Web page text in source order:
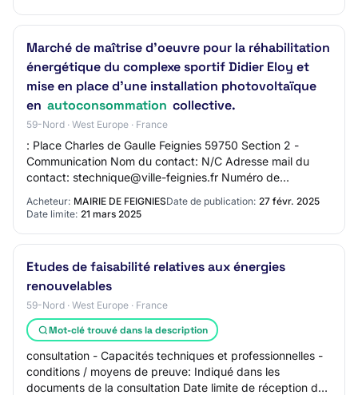
Marché de maîtrise d'oeuvre pour la réhabilitation
énergétique du complexe sportif Didier Eloy et
mise en place d'une installation photovoltaïque
en autoconsommation collective.
59-Nord · West Europe · France
: Place Charles de Gaulle Feignies 59750 Section 2 -
Communication Nom du contact: N/C Adresse mail du
contact: stechnique@ville-feignies.fr Numéro de
Acheteur: MAIRIE DE FEIGNIESDate de publication: 27 févr. 2025
Date limite: 21 mars 2025
Etudes de faisabilité relatives aux énergies
renouvelables
59-Nord · West Europe · France
Mot-clé trouvé dans la description
consultation - Capacités techniques et professionnelles -
conditions / moyens de preuve: Indiqué dans les
documents de la consultation Date limite de réception des